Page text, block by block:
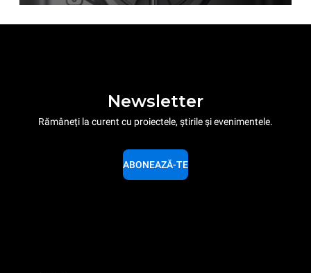
Newsletter
Rămâneți la curent cu proiectele, știrile și evenimentele.
ABONEAZĂ-TE